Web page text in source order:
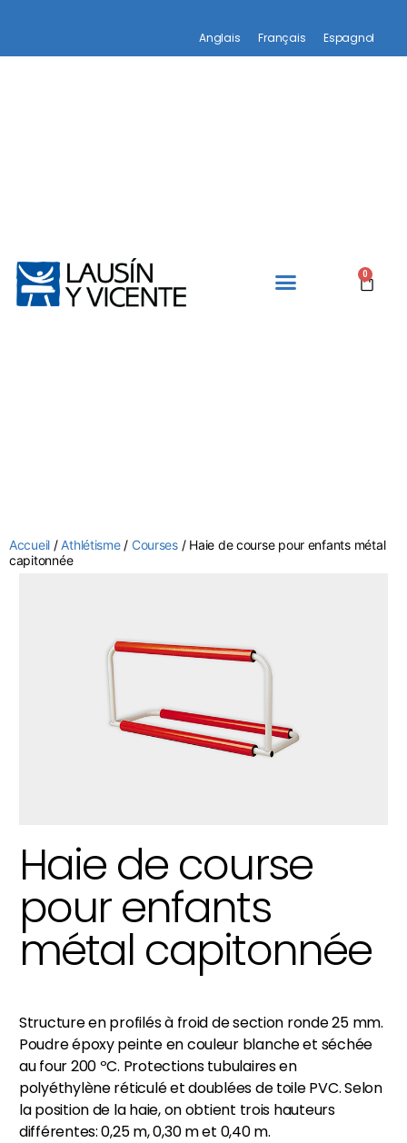
Anglais Français Espagnol
0
Accueil / Athlétisme/ Courses/ Haie de course pour enfants métal
capitonnée
Haie de course
pour enfants
métal capitonnée
Structure en profilés à froid de section ronde 25 mm.
Poudre époxy peinte en couleur blanche et séchée
au four 200 ºC. Protections tubulaires en
polyéthylène réticulé et doublées de toile PVC. Selon
la position de la haie, on obtient trois hauteurs
différentes: 0,25 m, 0,30 m et 0,40 m.